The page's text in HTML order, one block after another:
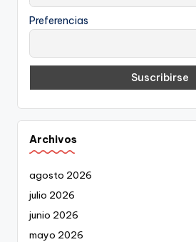
Preferencias
Archivos
agosto 2026
julio 2026
junio 2026
mayo 2026